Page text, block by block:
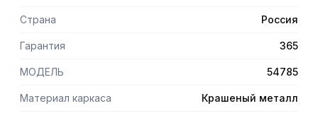
Страна Россия
Гарантия 365
МОДЕЛЬ 54785
Материал каркаса Крашеный металл